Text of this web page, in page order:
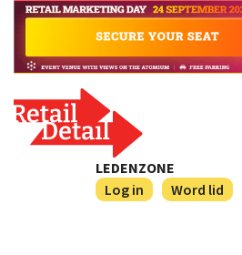
LEDENZONE
Log in
Word lid